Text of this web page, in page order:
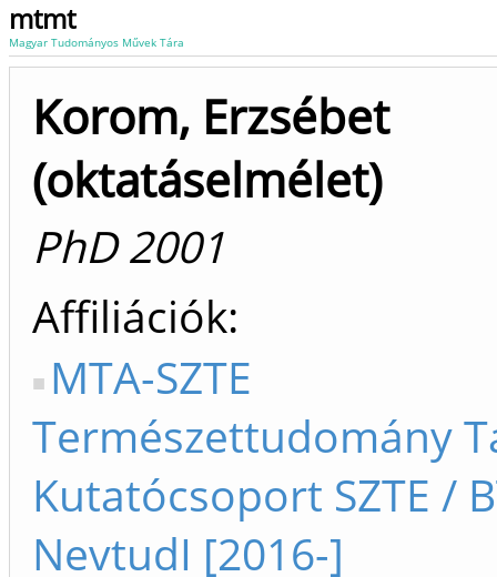
mtmt
Magyar Tudományos Művek Tára
Korom, Erzsébet
(oktatáselmélet)
PhD 2001
Affiliációk
MTA-SZTE
Természettudomány
Kutatócsoport SZTE /
NevtudI [2016-]